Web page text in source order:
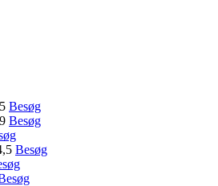
Besøg
Besøg
Besøg